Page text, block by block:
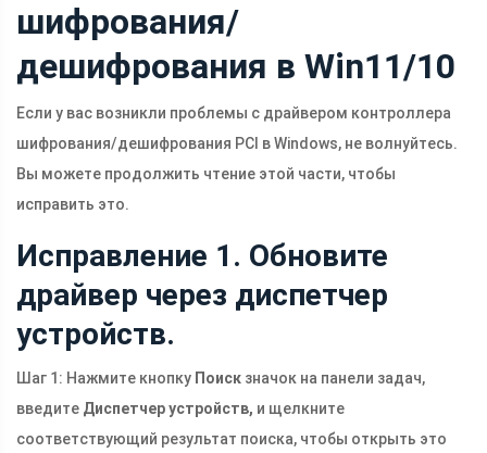
шифрования/
дешифрования в Win11/10
Если у вас возникли проблемы с драйвером контроллера
шифрования/дешифрования PCI в Windows, не волнуйтесь.
Вы можете продолжить чтение этой части, чтобы
исправить это.
Исправление 1. Обновите
драйвер через диспетчер
устройств.
Шаг 1: Нажмите кнопку Поиск значок на панели задач,
введите Диспетчер устройств, и щелкните
соответствующий результат поиска, чтобы открыть это